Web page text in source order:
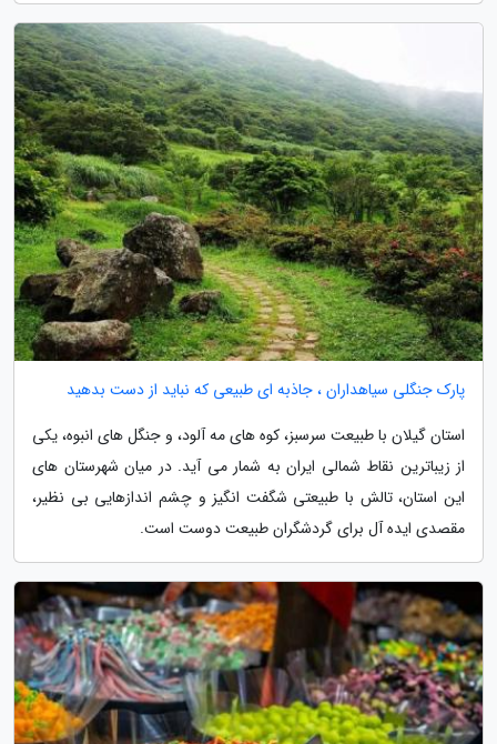
پارک جنگلی سیاهداران ، جاذبه ای طبیعی که نباید از دست بدهید
استان گیلان با طبیعت سرسبز، کوه های مه آلود، و جنگل های انبوه، یکی
از زیباترین نقاط شمالی ایران به شمار می آید. در میان شهرستان های
این استان، تالش با طبیعتی شگفت انگیز و چشم اندازهایی بی نظیر،
مقصدی ایده آل برای گردشگران طبیعت دوست است.